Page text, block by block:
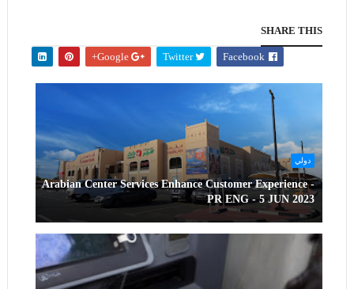
SHARE THIS
Facebook
Twitter
Google+
دولي
Arabian Center Services Enhance Customer Experience -
PR ENG - 5 JUN 2023